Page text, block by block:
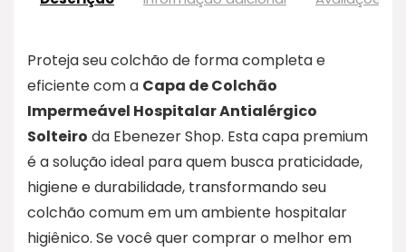
Proteja seu colchão de forma completa e
eficiente com a Capa de Colchão
Impermeável Hospitalar Antialérgico
Solteiro da Ebenezer Shop. Esta capa premium
é a solução ideal para quem busca praticidade,
higiene e durabilidade, transformando seu
colchão comum em um ambiente hospitalar
higiênico. Se você quer comprar o melhor em